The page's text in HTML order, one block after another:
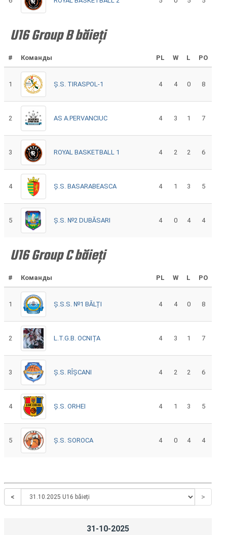
U16 Group B băieți
# Команды PL W L PO
1 Ș.S. TIRASPOL-1 4 4 0 8
2 AS A.PERVANCIUC 4 3 1 7
3 ROYAL BASKETBALL 1 4 2 2 6
4 Ș.S. BASARABEASCA 4 1 3 5
5 Ș.S. №2 DUBĂSARI 4 0 4 4
U16 Group C băieți
# Команды PL W L PO
1 Ș.S.S. №1 BĂLȚI 4 4 0 8
2 L.T.G.B. OCNIȚA 4 3 1 7
3 Ș.S. RÎȘCANI 4 2 2 6
4 Ș.S. ORHEI 4 1 3 5
5 Ș.S. SOROCA 4 0 4 4
< >
31-10-2025